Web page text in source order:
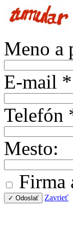
Meno a
E-mail
Telefón
Mesto:
Firma
✓ Odoslať Zavrieť